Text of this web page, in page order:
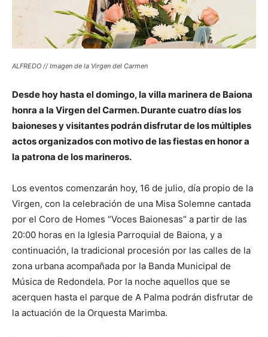
ALFREDO // Imagen de la Virgen del Carmen
Desde hoy hasta el domingo, la villa marinera de Baiona
honra a la Virgen del Carmen. Durante cuatro días los
baioneses y visitantes podrán disfrutar de los múltiples
actos organizados con motivo de las fiestas en honor a
la patrona de los marineros.
Los eventos comenzarán hoy, 16 de julio, día propio de la
Virgen, con la celebración de una Misa Solemne cantada
por el Coro de Homes “Voces Baionesas” a partir de las
20:00 horas en la Iglesia Parroquial de Baiona, y a
continuación, la tradicional procesión por las calles de la
zona urbana acompañada por la Banda Municipal de
Música de Redondela. Por la noche aquellos que se
acerquen hasta el parque de A Palma podrán disfrutar de
la actuación de la Orquesta Marimba.